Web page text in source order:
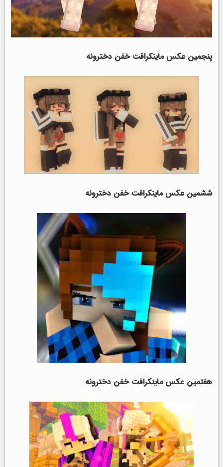
پنجمین عکس ماینکرافت خفن دخترونه
ششمین عکس ماینکرافت خفن دخترونه
هفتمین عکس ماینکرافت خفن دخترونه